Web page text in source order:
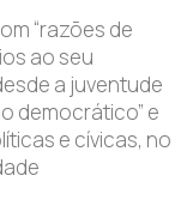
“razões de
ao seu
a juventude
democrático” e
e cívicas, no